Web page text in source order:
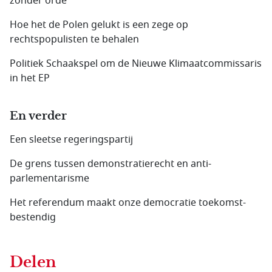
Hoe het de Polen gelukt is een zege op
rechtspopulisten te behalen
Politiek Schaakspel om de Nieuwe Klimaatcommissaris
in het EP
En verder
Een sleetse regeringspartij
De grens tussen demonstratierecht en anti­
parlementarisme
Het referendum maakt onze democratie toekomst­
bestendig
Delen